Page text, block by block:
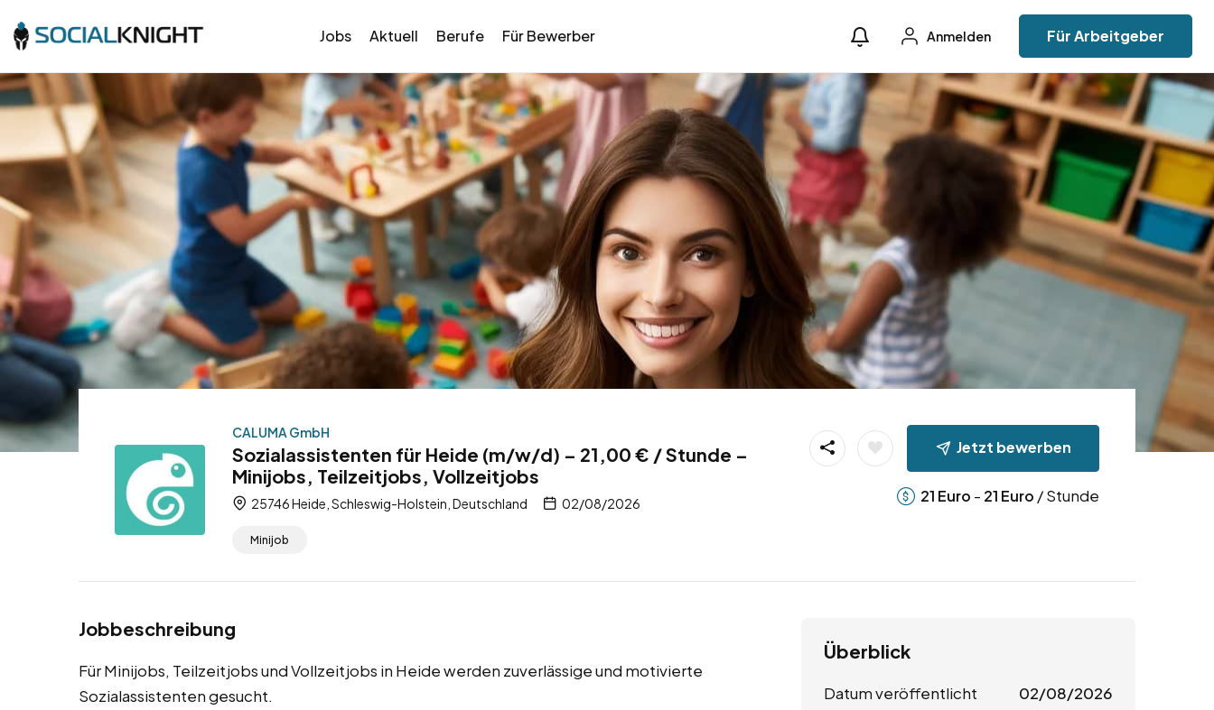
Jobs Aktuell Berufe Für Bewerber Anmelden Für Arbeitgeber
CALUMA GmbH
Sozialassistenten für Heide (m/w/d) – 21,00 € / Stunde –
Minijobs, Teilzeitjobs, Vollzeitjobs
25746 Heide, Schleswig-Holstein, Deutschland 02/08/2026
Minijob
Jetzt bewerben
21 Euro - 21 Euro / Stunde
Jobbeschreibung
Für Minijobs, Teilzeitjobs und Vollzeitjobs in Heide werden zuverlässige und motivierte
Sozialassistenten gesucht.
Überblick
Datum veröffentlicht 02/08/2026